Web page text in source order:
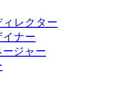
レクター
ナー
ジャー